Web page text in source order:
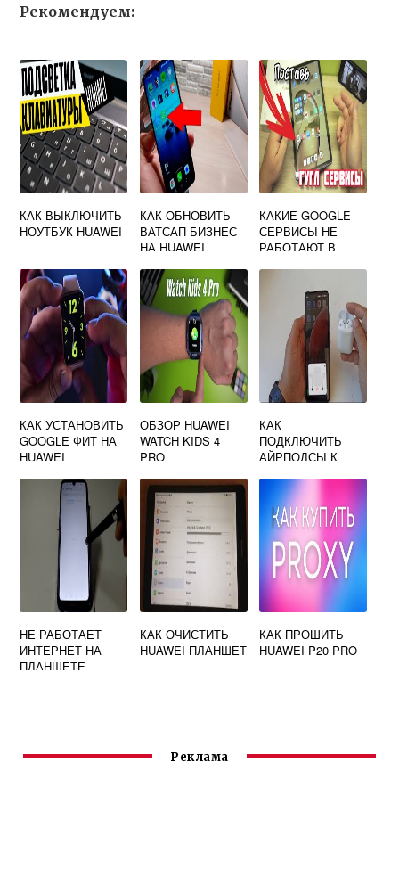
Рекомендуем:
КАК ВЫКЛЮЧИТЬ
НОУТБУК HUAWEI
КАК ОБНОВИТЬ
ВАТСАП БИЗНЕС
НА HUAWEI
КАКИЕ GOOGLE
СЕРВИСЫ НЕ
РАБОТАЮТ В
КАК УСТАНОВИТЬ
GOOGLE ФИТ НА
HUAWEI
ОБЗОР HUAWEI
WATCH KIDS 4
PRO
КАК
ПОДКЛЮЧИТЬ
АЙРПОДСЫ К
НЕ РАБОТАЕТ
ИНТЕРНЕТ НА
ПЛАНШЕТЕ
КАК ОЧИСТИТЬ
HUAWEI ПЛАНШЕТ
КАК ПРОШИТЬ
HUAWEI P20 PRO
Реклама